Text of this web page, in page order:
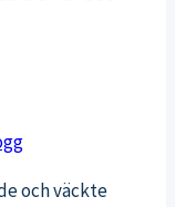
och väckte